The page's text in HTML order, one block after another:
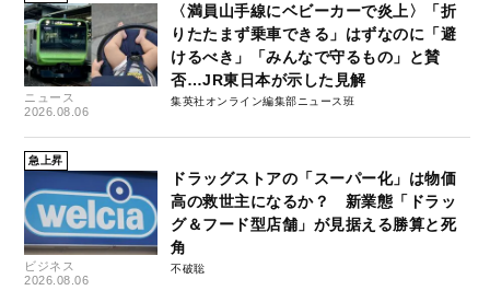
ニュース
2026.08.06
〈満員山手線にベビーカーで炎上〉「折
りたたまず乗車できる」はずなのに「避
けるべき」「みんなで守るもの」と賛
否…JR東日本が示した見解
集英社オンライン編集部ニュース班
急上昇
ビジネス
2026.08.06
ドラッグストアの「スーパー化」は物価
高の救世主になるか？ 新業態「ドラッ
グ＆フード型店舗」が見据える勝算と死
角
不破聡